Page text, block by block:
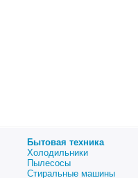
Бытовая техника
Холодильники
Пылесосы
Стиральные машины